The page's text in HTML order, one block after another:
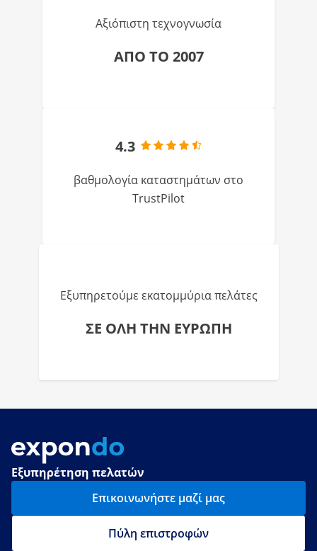
Αξιόπιστη τεχνογνωσία
ΑΠΟ ΤΟ 2007
4.3
βαθμολογία καταστημάτων στο
TrustPilot
Εξυπηρετούμε εκατομμύρια πελάτες
ΣΕ ΟΛΗ ΤΗΝ ΕΥΡΩΠΗ
Εξυπηρέτηση πελατών
Επικοινωνήστε μαζί μας
Πύλη επιστροφών